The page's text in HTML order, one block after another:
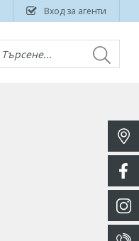
Вход за агенти
Търсене...